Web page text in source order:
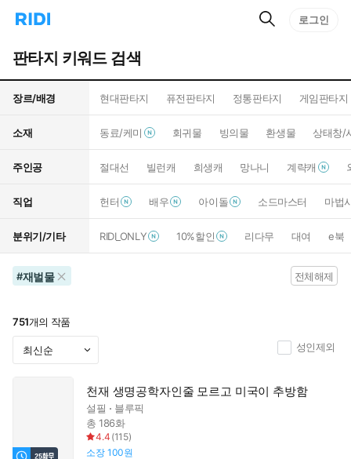
리
으
로
이
동
턴
트
검
색
검
로그인
판타지 키워드 검색
장르/배경 현대판타지 퓨전판타지 정통판타지 게임판타지
소재 동료/케미 회귀물 빙의물 환생물 상태창/
주인공 절대선 빌런캐 희생캐 망나니 계략캐
직업 헌터 배우 아이돌 소드마스터 마법
분위기/기타 RIDI_ONLY 10%할인 리다무 대여 e북
#재벌물 전체해제
751개의 작품
성인제외
천재 생명공학자인줄 모르고 미국이 추방함
설필
블루픽
총 186화
4.4 (115)
소장 100원